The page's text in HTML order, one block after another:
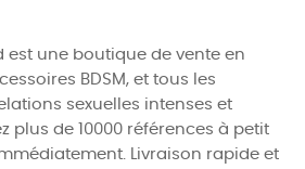
est une boutique de vente en
BDSM, et tous les
sexuelles intenses et
plus de 10000 références à petit
Livraison rapide et